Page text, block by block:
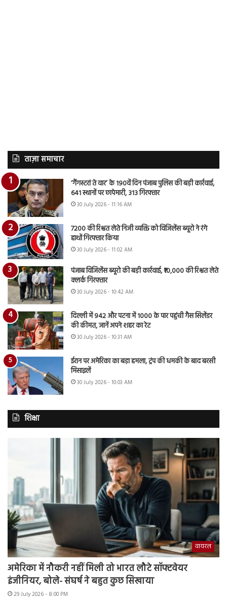
ताज़ा समाचार
‘गैंगस्टरां ते वार’ के 190वें दिन पंजाब पुलिस की बड़ी कार्रवाई,
641 स्थानों पर छापेमारी, 313 गिरफ्तार
30 July 2026 - 11:16 AM
7200 की रिश्वत लेते निजी व्यक्ति को विजिलेंस ब्यूरो ने रंगे
हाथों गिरफ्तार किया
30 July 2026 - 11:02 AM
पंजाब विजिलेंस ब्यूरो की बड़ी कार्रवाई, ₹10,000 की रिश्वत लेते
क्लर्क गिरफ्तार
30 July 2026 - 10:42 AM
दिल्ली में 942 और पटना में 1000 के पार पहुंची गैस सिलेंडर
की कीमत, जानें अपने शहर का रेट
30 July 2026 - 10:31 AM
ईरान पर अमेरिका का बड़ा हमला, ट्रंप की धमकी के बाद बरसी
मिसाइलें
30 July 2026 - 10:03 AM
शिक्षा
वायरल
अमेरिका में नौकरी नहीं मिली तो भारत लौटे सॉफ्टवेयर
इंजीनियर, बोले- संघर्ष ने बहुत कुछ सिखाया
29 July 2026 - 8:00 PM